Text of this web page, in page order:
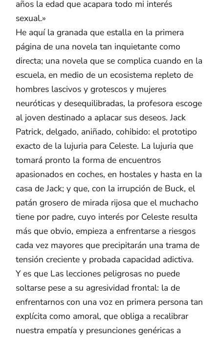
años la edad que acapara todo mi interés
sexual.»
He aquí la granada que estalla en la primera
página de una novela tan inquietante como
directa; una novela que se complica cuando en la
escuela, en medio de un ecosistema repleto de
hombres lascivos y grotescos y mujeres
neuróticas y desequilibradas, la profesora escoge
al joven destinado a aplacar sus deseos. Jack
Patrick, delgado, aniñado, cohibido: el prototipo
exacto de la lujuria para Celeste. La lujuria que
tomará pronto la forma de encuentros
apasionados en coches, en hostales y hasta en la
casa de Jack; y que, con la irrupción de Buck, el
patán grosero de mirada rijosa que el muchacho
tiene por padre, cuyo interés por Celeste resulta
más que obvio, empieza a enfrentarse a riesgos
cada vez mayores que precipitarán una trama de
tensión creciente y probada capacidad adictiva.
Y es que Las lecciones peligrosas no puede
soltarse pese a su agresividad frontal: la de
enfrentarnos con una voz en primera persona tan
explícita como amoral, que obliga a recalibrar
nuestra empatía y presunciones genéricas a